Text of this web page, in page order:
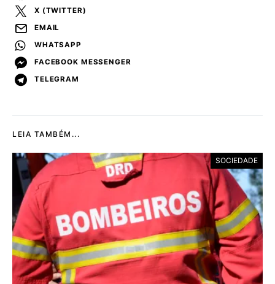
X (TWITTER)
EMAIL
WHATSAPP
FACEBOOK MESSENGER
TELEGRAM
LEIA TAMBÉM...
SOCIEDADE